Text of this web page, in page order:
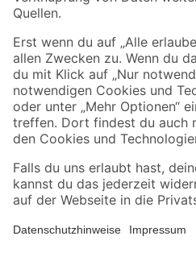
Sicher einkaufen
Jetzt die toom-App herunterladen
Alle Preisangaben in EUR inkl. gesetzl. MwSt..
Umständen nicht in allen Märkten verfügbar. Die
Produkte nur solange der Vorrat reicht.
*Paketversand ab 59 € versandkostenfrei, gilt